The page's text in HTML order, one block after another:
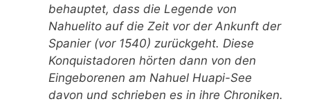
behauptet, dass die Legende von
Nahuelito auf die Zeit vor der Ankunft der
Spanier (vor 1540) zurückgeht. Diese
Konquistadoren hörten dann von den
Eingeborenen am Nahuel Huapi-See
davon und schrieben es in ihre Chroniken.